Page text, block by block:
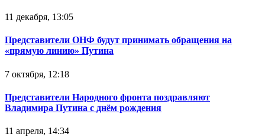
11 декабря, 13:05
Представители ОНФ будут принимать обращения на
«прямую линию» Путина
7 октября, 12:18
Представители Народного фронта поздравляют
Владимира Путина с днём рождения
11 апреля, 14:34